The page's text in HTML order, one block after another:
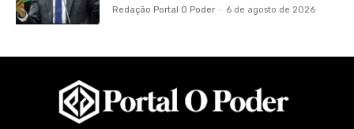
Redação Portal O Poder - 6 de agosto de 2026